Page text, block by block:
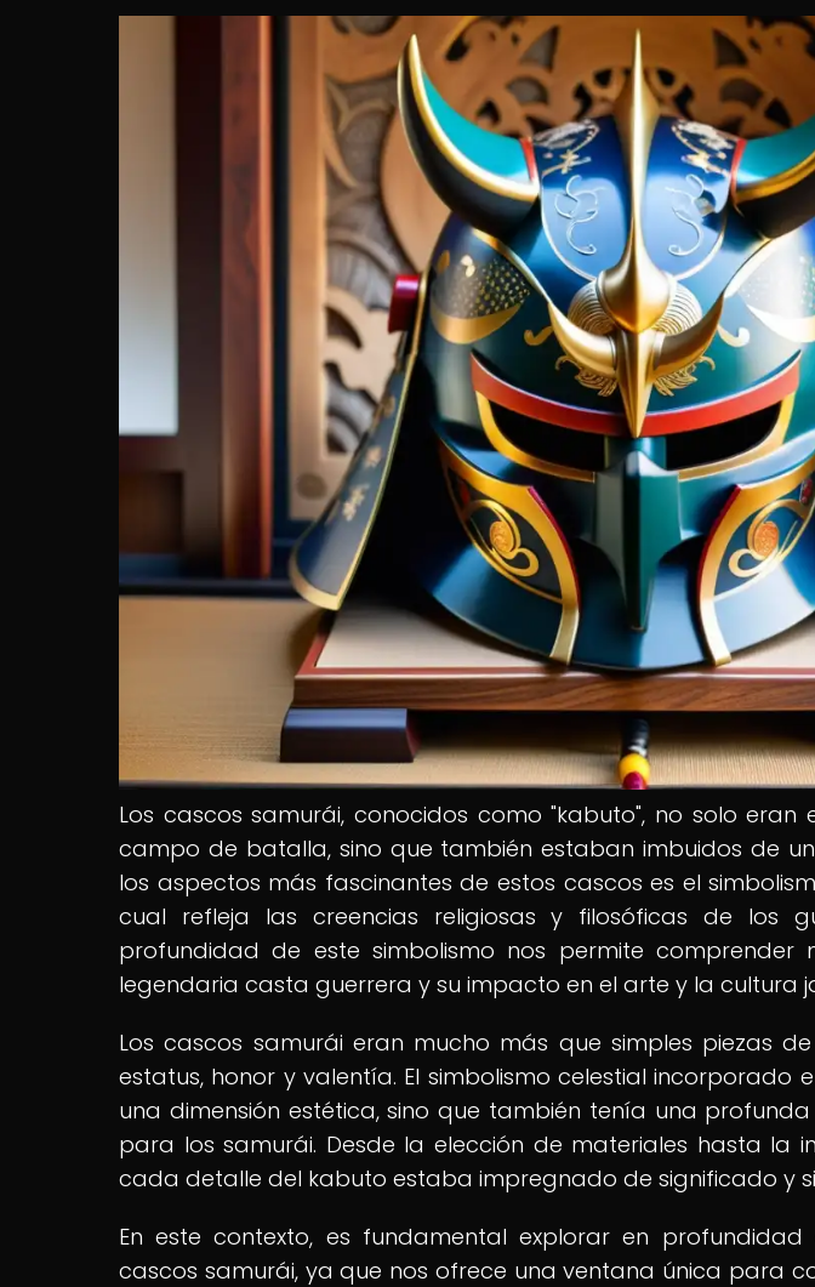
Los cascos samurái, conocidos como "kabuto", no solo
campo de batalla, sino que también estaban imbuidos de
los aspectos más fascinantes de estos cascos es el
cual refleja las creencias religiosas y filosóficas de los
profundidad de este simbolismo nos permite comprender
legendaria casta guerrera y su impacto en el arte y la cultura
Los cascos samurái eran mucho más que simples piezas
estatus, honor y valentía. El simbolismo celestial incorporado
una dimensión estética, sino que también tenía una
para los samurái. Desde la elección de materiales hasta la
cada detalle del kabuto estaba impregnado de significado y
En este contexto, es fundamental explorar en profundidad
cascos samurái, ya que nos ofrece una ventana única para